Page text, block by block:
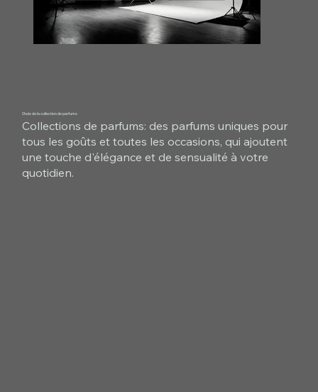
Choix de la collection de parfums
Collections de parfums: des parfums uniques pour
tous les goûts et toutes les occasions, qui ajoutent
une touche d'élégance et de sensualité à votre
quotidien.